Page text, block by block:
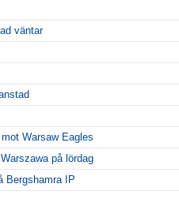
väntar
Warsaw Eagles
på lördag
Bergshamra IP